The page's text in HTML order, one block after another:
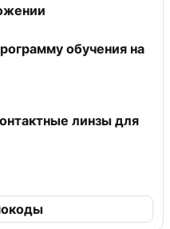
обучения на
линзы для